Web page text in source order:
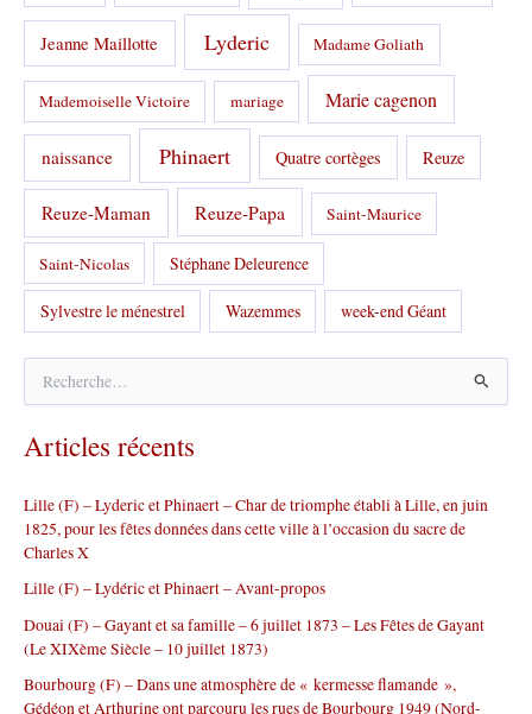
Jeanne Maillotte Lyderic Madame Goliath
Mademoiselle Victoire mariage Marie cagenon
naissance Phinaert Quatre cortèges Reuze
Reuze-Maman Reuze-Papa Saint-Maurice
Saint-Nicolas Stéphane Deleurence
Sylvestre le ménestrel Wazemmes week-end Géant
h
e
c
h
e
r
:
Articles récents
Lille (F) – Lyderic et Phinaert – Char de triomphe établi à Lille, en juin
1825, pour les fêtes données dans cette ville à l’occasion du sacre de
Charles X
Lille (F) – Lydéric et Phinaert – Avant-propos
Douai (F) – Gayant et sa famille – 6 juillet 1873 – Les Fêtes de Gayant
(Le XIXème Siècle – 10 juillet 1873)
Bourbourg (F) – Dans une atmosphère de « kermesse flamande »,
Gédéon et Arthurine ont parcouru les rues de Bourbourg 1949 (Nord-